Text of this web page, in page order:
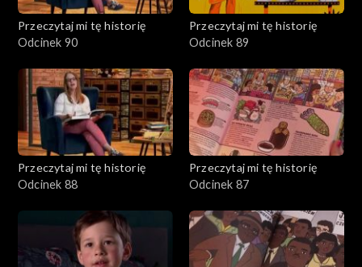
Przeczytaj mi tę historię
Odcinek 90
Przeczytaj mi tę historię
Odcinek 89
Przeczytaj mi tę historię
Odcinek 88
Przeczytaj mi tę historię
Odcinek 87